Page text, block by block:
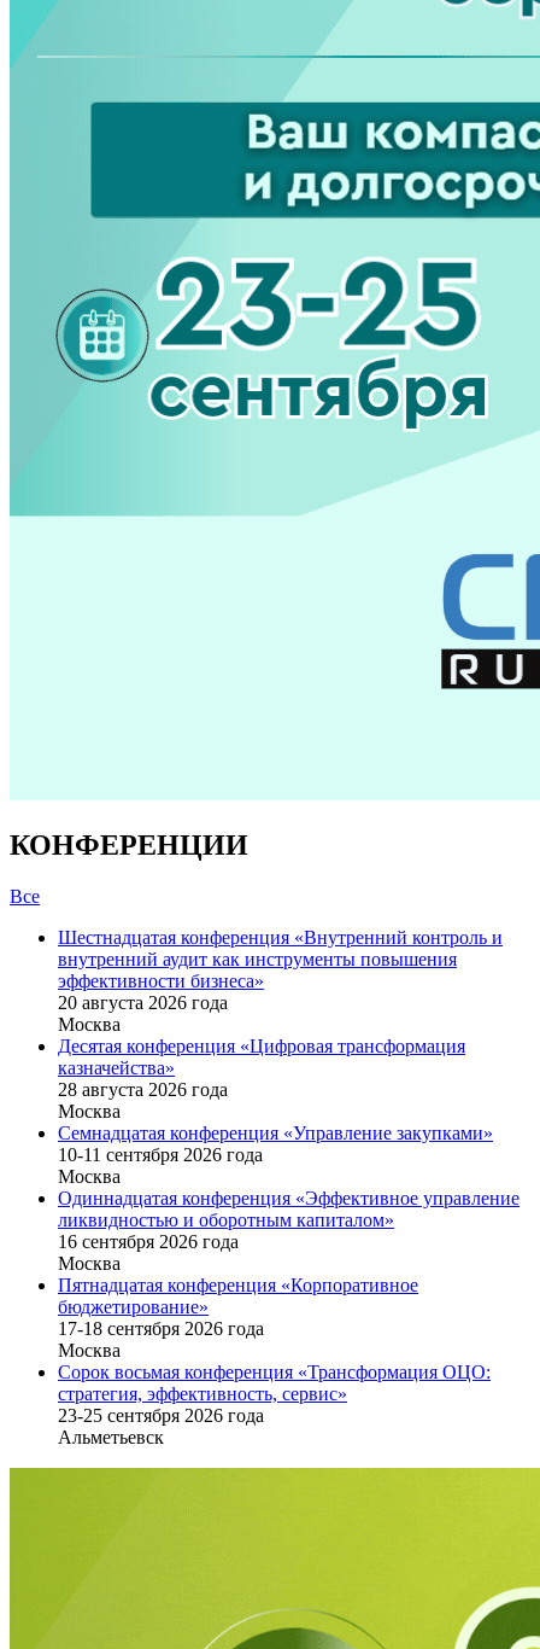
КОНФЕРЕНЦИИ
Все
Шестнадцатая конференция «Внутренний контроль и
внутренний аудит как инструменты повышения
эффективности бизнеса»
20 августа 2026 года
Москва
Десятая конференция «Цифровая трансформация
казначейства»
28 августа 2026 года
Москва
Семнадцатая конференция «Управление закупками»
10-11 сентября 2026 года
Москва
Одиннадцатая конференция «Эффективное управление
ликвидностью и оборотным капиталом»
16 cентября 2026 года
Москва
Пятнадцатая конференция «Корпоративное
бюджетирование»
17-18 сентября 2026 года
Москва
Сорок восьмая конференция «Трансформация ОЦО:
стратегия, эффективность, сервис»
23-25 сентября 2026 года
Альметьевск